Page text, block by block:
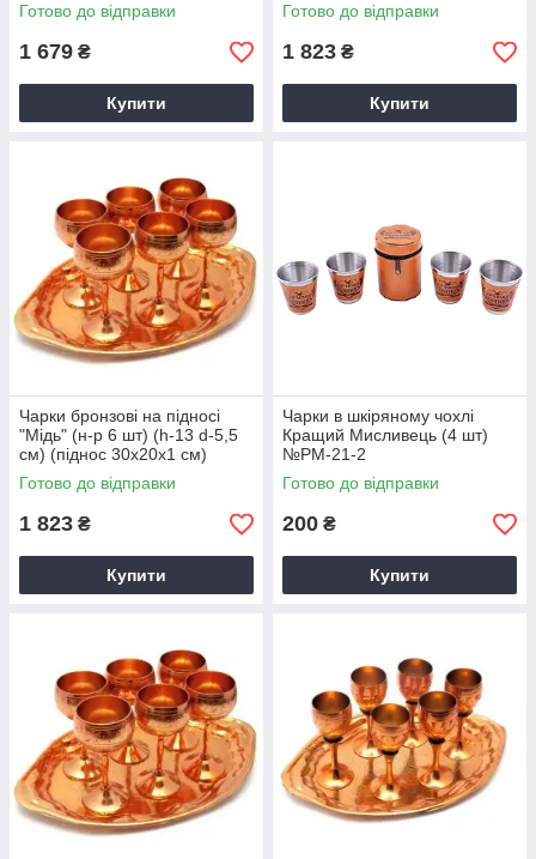
Готово до відправки
1 679 ₴
Купити
Готово до відправки
1 823 ₴
Купити
Чарки бронзові на підносі
"Мідь" (н-р 6 шт) (h-13 d-5,5
см) (піднос 30х20х1 см)
Готово до відправки
1 823 ₴
Купити
Чарки в шкіряному чохлі
Кращий Мисливець (4 шт)
№PM-21-2
Готово до відправки
200 ₴
Купити